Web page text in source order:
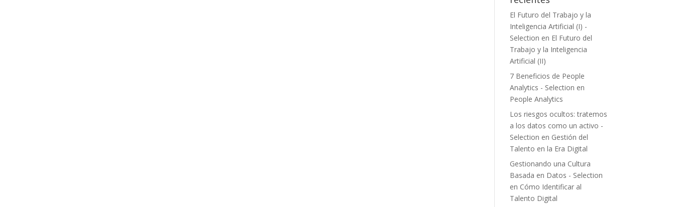
El Futuro del Trabajo y la
Inteligencia Artificial (I) -
Selection en El Futuro del
Trabajo y la Inteligencia
Artificial (II)
7 Beneficios de People
Analytics - Selection en
People Analytics
Los riesgos ocultos: tratemos
a los datos como un activo -
Selection en Gestión del
Talento en la Era Digital
Gestionando una Cultura
Basada en Datos - Selection
en Cómo Identificar al
Talento Digital